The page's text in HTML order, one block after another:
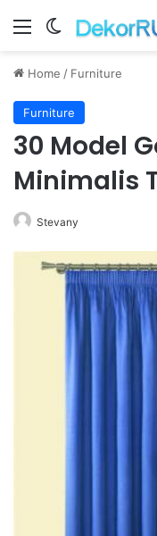
Menu Switch skin
Home / Furniture
Furniture
30 Model
Minimalis
Stevany